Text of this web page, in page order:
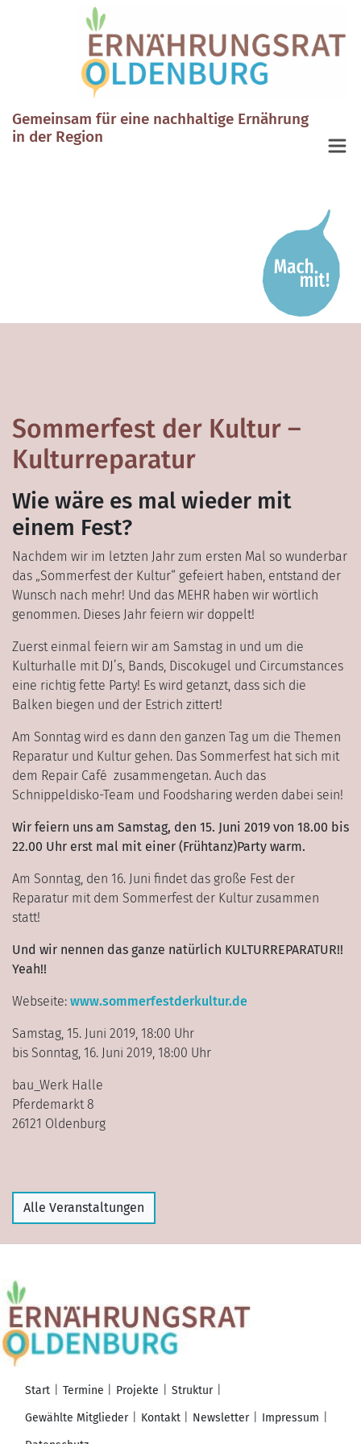
Gemeinsam für eine nachhaltige Ernährung
in der Region
Sommerfest der Kultur –
Kulturreparatur
Wie wäre es mal wieder mit
einem Fest?
Nachdem wir im letzten Jahr zum ersten Mal so wunderbar
das „Sommerfest der Kultur“ gefeiert haben, entstand der
Wunsch nach mehr! Und das MEHR haben wir wörtlich
genommen. Dieses Jahr feiern wir doppelt!
Zuerst einmal feiern wir am Samstag in und um die
Kulturhalle mit DJ’s, Bands, Discokugel und Circumstances
eine richtig fette Party! Es wird getanzt, dass sich die
Balken biegen und der Estrich zittert!
Am Sonntag wird es dann den ganzen Tag um die Themen
Reparatur und Kultur gehen. Das Sommerfest hat sich mit
dem Repair Café zusammengetan. Auch das
Schnippeldisko-Team und Foodsharing werden dabei sein!
Wir feiern uns am Samstag, den 15. Juni 2019 von 18.00 bis
22.00 Uhr erst mal mit einer (Frühtanz)Party warm.
Am Sonntag, den 16. Juni findet das große Fest der
Reparatur mit dem Sommerfest der Kultur zusammen
statt!
Und wir nennen das ganze natürlich KULTURREPARATUR!!
Yeah!!
Webseite: www.sommerfestderkultur.de
Samstag, 15. Juni 2019, 18:00 Uhr
bis Sonntag, 16. Juni 2019, 18:00 Uhr
bau_Werk Halle
Pferdemarkt 8
26121 Oldenburg
Alle Veranstaltungen
Start Termine Projekte
Struktur
Gewählte Mitglieder
Kontakt Newsletter
Impressum